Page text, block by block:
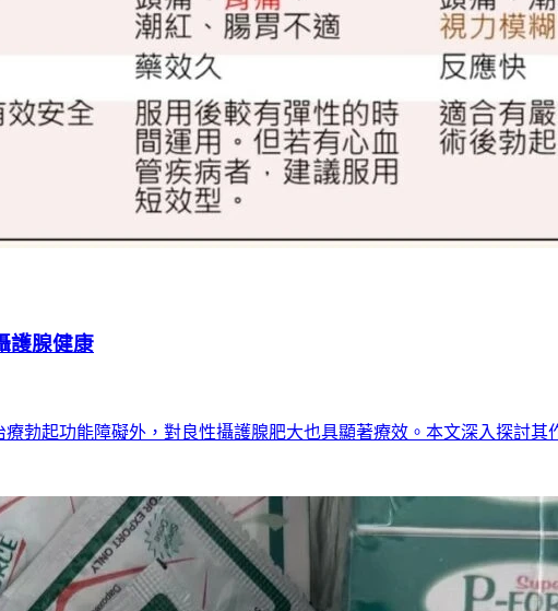
護腺健康
勃起功能障礙外，對良性攝護腺肥大也具顯著療效。本文深入探討